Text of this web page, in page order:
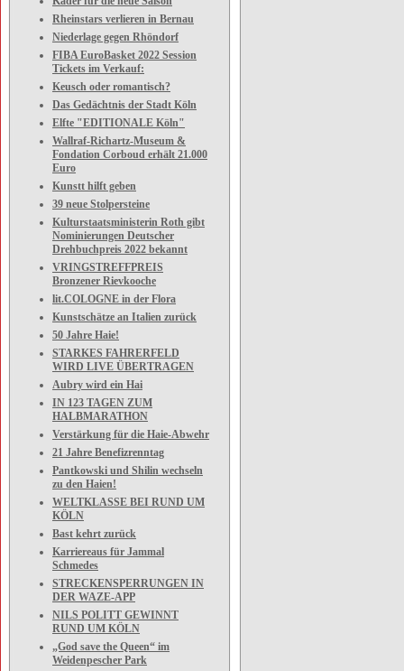
Rheinstars verlieren in Bernau
Niederlage gegen Rhöndorf
FIBA EuroBasket 2022 Session
Tickets im Verkauf:
Keusch oder romantisch?
Das Gedächtnis der Stadt Köln
Elfte "EDITIONALE Köln"
Wallraf-Richartz-Museum &
Fondation Corboud erhält 21.000
Euro
Kunstt hilft geben
39 neue Stolpersteine
Kulturstaatsministerin Roth gibt
Nominierungen Deutscher
Drehbuchpreis 2022 bekannt
VRINGSTREFFPREIS
Bronzener Rievkooche
lit.COLOGNE in der Flora
Kunstschätze an Italien zurück
50 Jahre Haie!
STARKES FAHRERFELD
WIRD LIVE ÜBERTRAGEN
Aubry wird ein Hai
IN 123 TAGEN ZUM
HALBMARATHON
Verstärkung für die Haie-Abwehr
21 Jahre Benefizrenntag
Pantkowski und Shilin wechseln
zu den Haien!
WELTKLASSE BEI RUND UM
KÖLN
Bast kehrt zurück
Karriereaus für Jammal
Schmedes
STRECKENSPERRUNGEN IN
DER WAZE-APP
NILS POLITT GEWINNT
RUND UM KÖLN
„God save the Queen“ im
Weidenpescher Park